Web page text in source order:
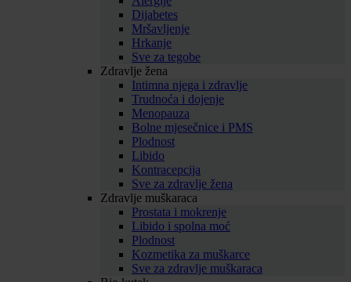
Dijabetes
Mršavljenje
Hrkanje
Sve za tegobe
Zdravlje žena
Intimna njega i zdravlje
Trudnoća i dojenje
Menopauza
Bolne mjesečnice i PMS
Plodnost
Libido
Kontracepcija
Sve za zdravlje žena
Zdravlje muškaraca
Prostata i mokrenje
Libido i spolna moć
Plodnost
Kozmetika za muškarce
Sve za zdravlje muškaraca